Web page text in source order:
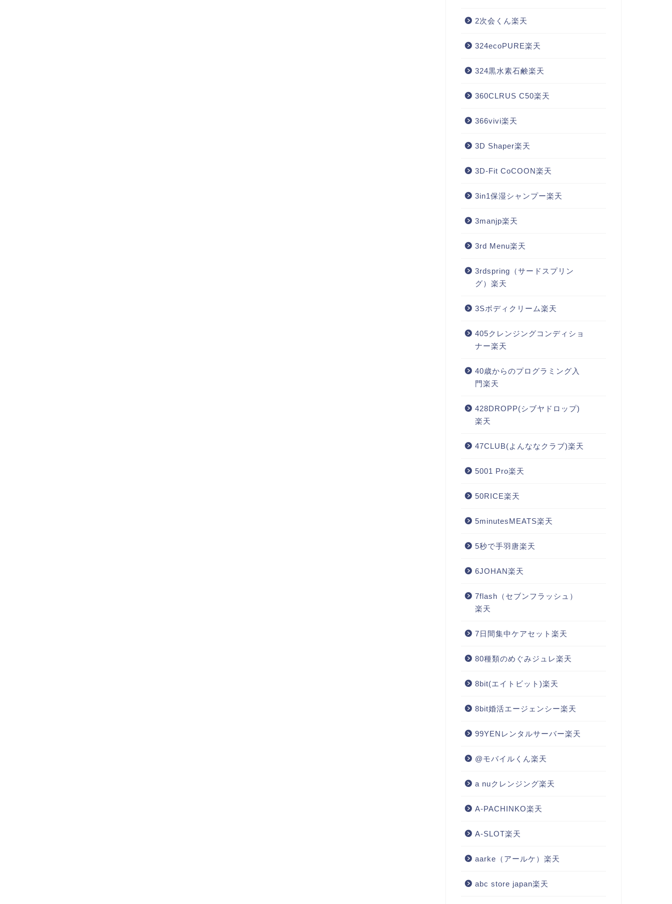
2次会くん楽天
324ecoPURE楽天
324黒水素石鹸楽天
360CLRUS C50楽天
366vivi楽天
3D Shaper楽天
3D-Fit CoCOON楽天
3in1保湿シャンプー楽天
3manjp楽天
3rd Menu楽天
3rdspring（サードスプリン
グ）楽天
3Sボディクリーム楽天
405クレンジングコンディショ
ナー楽天
40歳からのプログラミング入
門楽天
428DROPP(シブヤドロップ)
楽天
47CLUB(よんななクラブ)楽天
5001 Pro楽天
50RICE楽天
5minutesMEATS楽天
5秒で手羽唐楽天
6JOHAN楽天
7flash（セブンフラッシュ）
楽天
7日間集中ケアセット楽天
80種類のめぐみジュレ楽天
8bit(エイトビット)楽天
8bit婚活エージェンシー楽天
99YENレンタルサーバー楽天
@モバイルくん楽天
a nuクレンジング楽天
A-PACHINKO楽天
A-SLOT楽天
aarke（アールケ）楽天
abc store japan楽天